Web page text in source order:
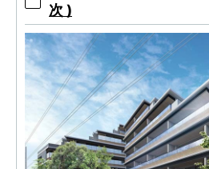
次 )